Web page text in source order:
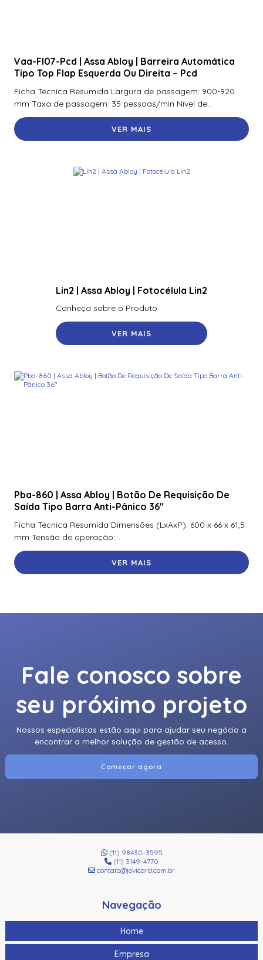
Vaa-Fl07-Pcd | Assa Abloy | Barreira Automática
Tipo Top Flap Esquerda Ou Direita – Pcd
Ficha Técnica Resumida Largura de passagem: 900-920
mm Taxa de passagem: 35 pessoas/min Nível de...
VER MAIS
Lin2 | Assa Abloy | Fotocélula Lin2
Conheça sobre o Produto
VER MAIS
Pba-860 | Assa Abloy | Botão De Requisição De
Saída Tipo Barra Anti-Pânico 36″
Ficha Técnica Resumida Dimensões (LxAxP): 600 x 66 x 61,5
mm Tensão de operação:...
VER MAIS
Fale conosco sobre
seu próximo projeto
Nossos especialistas estão aqui para ajudar seu negócio a
encontrar a melhor solução de gestão de acesso.
Começar agora
(11) 98430-3595
(11) 3149-4770
contato@jovicard.com.br
Navegação
Home
Empresa